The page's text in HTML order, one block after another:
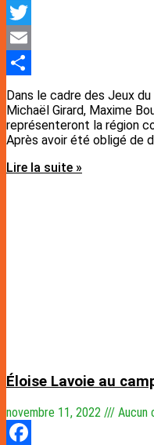
Facebook
Twitter
Email
Partager
Dans le cadre des Jeux
Michaël Girard, Maxime
représenteront la région
Après avoir été obligé de
Lire la suite »
Éloise Lavoie au
novembre 11, 2022 Aucun